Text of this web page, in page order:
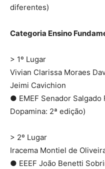
diferentes)
Categoria Ensino
> 1º Lugar
Vivian Clarissa Moraes
Jeimi Cavichion
● EMEF Senador
Dopamina: 2ª edição)
> 2º Lugar
Iracema Montiel de
● EEEF João Benetti